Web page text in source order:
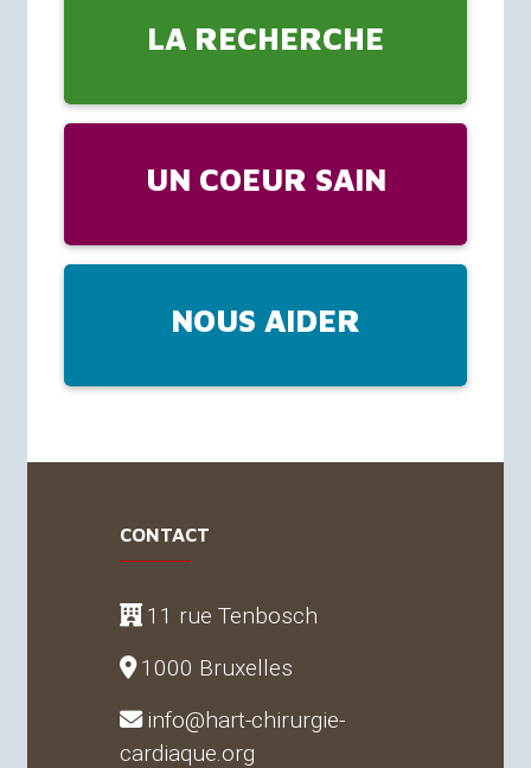
LA RECHERCHE
UN COEUR SAIN
NOUS AIDER
CONTACT
11 rue Tenbosch
1000 Bruxelles
info@hart-chirurgie-
cardiaque.org